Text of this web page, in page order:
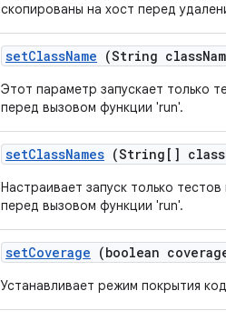
скопированы на хост перед
setClassName (String class
Этот параметр запускает только
перед вызовом функции 'run'.
setClassNames (String[] class
Настраивает запуск только
перед вызовом функции 'run'.
setCoverage (boolean
Устанавливает режим покрытия